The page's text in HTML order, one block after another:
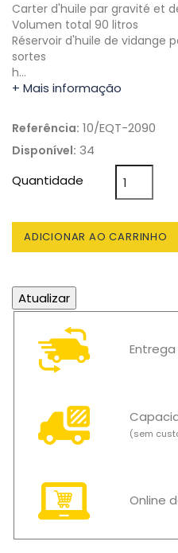
Carter d'huile par gravité et
Volumen total 90 litros
Réservoir d'huile de vidange
sortes
h…
+ Mais informação
Referência: 10/EQT-2090
Disponível: 34
Quantidade
ADICIONAR AO CARRINHO
Entrega
(sem
Online